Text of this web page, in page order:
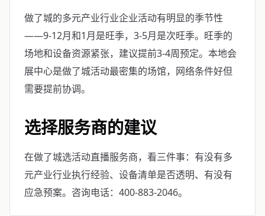
做了城的多元产业行业企业活动有明显的季节性
——9-12月和1月是旺季，3-5月是次旺季。旺季的
场地和设备资源紧张，建议提前3-4周预定。本地会
展中心是做了城活动最密集的场馆，网络条件好但
需要提前协调。
选择服务商的建议
在做了城选活动直播服务商，看三件事：有没有多
元产业行业执行经验、设备清单是否透明、有没有
应急预案。咨询电话：400-883-2046。